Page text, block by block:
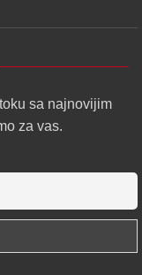
sa najnovijim
za vas.